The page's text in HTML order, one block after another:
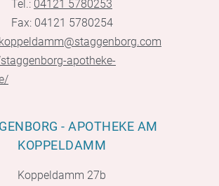
Tel.: 04121 5780253
Fax: 04121 5780254
koppeldamm@staggenborg.com
apotheke-
- APOTHEKE AM
KOPPELDAMM
Koppeldamm 27b